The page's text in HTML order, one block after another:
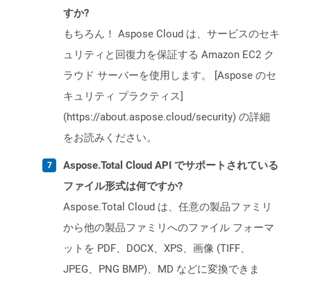
すか?
もちろん！ Aspose Cloud は、サービスのセキ
ュリティと回復力を保証する Amazon EC2 ク
ラウド サーバーを使用します。 [Aspose のセ
キュリティ プラクティス]
(https://about.aspose.cloud/security) の詳細
をお読みください。
Aspose.Total Cloud API でサポートされている
ファイル形式は何ですか?
Aspose.Total Cloud は、任意の製品ファミリ
から他の製品ファミリへのファイル フォーマ
ットを PDF、DOCX、XPS、画像 (TIFF、
JPEG、PNG BMP)、MD などに変換できま